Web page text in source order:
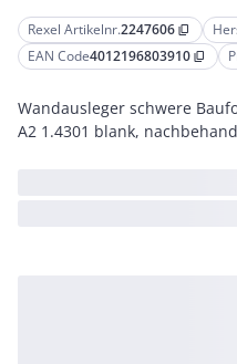
Rexel Artikelnr.2247606 content_copy
EAN Code4012196803910 content_copy
Wandausleger schwere
A2 1.4301 blank,